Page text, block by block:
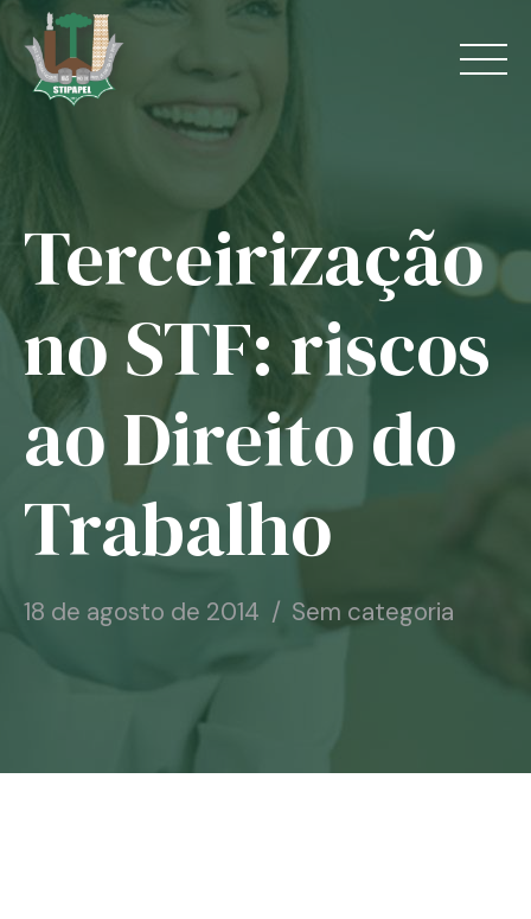
Skip
content
O Sindicato
Jurídico
Convênios
Notícias
Associe-se
Terceirização
no STF: riscos
ao Direito do
Trabalho
18 de agosto de 2014 Sem categoria